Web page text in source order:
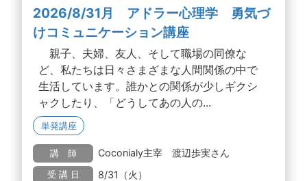
2026/8/31月 アドラー心理学 勇気づ
けコミュニケーション講座
親子、夫婦、友人、そして職場の同僚な
ど、私たちは日々さまざまな人間関係の中で
生活しています。誰かとの関係が少しギクシ
ャクしたり、「どうしてあの人の...
単発講座
講 師 Coconialy主宰 渡辺歩実さん
受 講 日 8/31（火）